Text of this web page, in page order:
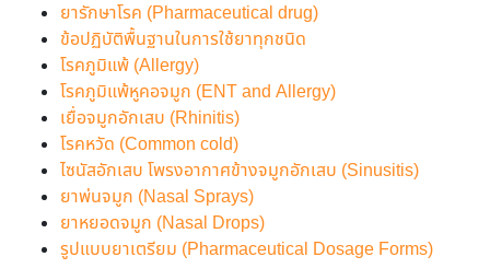
ยารักษาโรค (Pharmaceutical drug)
ข้อปฏิบัติพื้นฐานในการใช้ยาทุกชนิด
โรคภูมิแพ้ (Allergy)
โรคภูมิแพ้หูคอจมูก (ENT and Allergy)
เยื่อจมูกอักเสบ (Rhinitis)
โรคหวัด (Common cold)
ไซนัสอักเสบ โพรงอากาศข้างจมูกอักเสบ (Sinusitis)
ยาพ่นจมูก (Nasal Sprays)
ยาหยอดจมูก (Nasal Drops)
รูปแบบยาเตรียม (Pharmaceutical Dosage Forms)